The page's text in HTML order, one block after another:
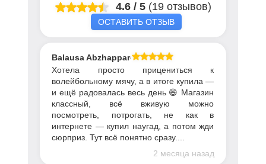
4.6 / 5 (19 отзывов)
ОСТАВИТЬ ОТЗЫВ
Balausa Abzhapparova
Хотела просто прицениться к
волейбольному мячу, а в итоге купила —
и ещё радовалась весь день 😄 Магазин
классный, всё вживую можно
посмотреть, потрогать, не как в
интернете — купил наугад, а потом жди
сюрприз. Тут всё понятно сразу....
2 месяца назад